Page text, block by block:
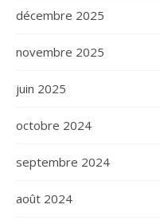
décembre 2025
novembre 2025
juin 2025
octobre 2024
septembre 2024
août 2024